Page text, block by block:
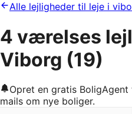
Alle lejligheder til leje i
4 værelses
Viborg (19)
Opret en gratis
mails om nye boliger.